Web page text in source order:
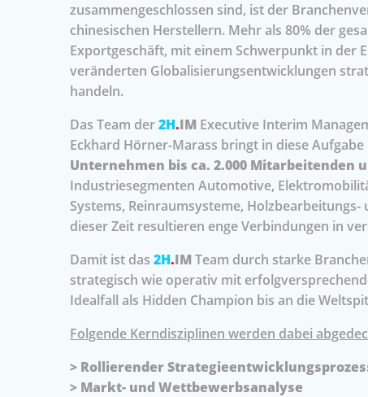
zusammengeschlossen sind, ist der
chinesischen Herstellern. Mehr als 80% der
Exportgeschäft, mit einem Schwerpunkt in der
veränderten Globalisierungsentwicklungen
handeln.
Das Team der2H.IM Executive Interim
Eckhard Hörner-Marass bringt in diese
Unternehmen bis ca. 2.000 Mitarbeitenden
Industriesegmenten Automotive,
Systems, Reinraumsysteme,
dieser Zeit resultieren enge Verbindungen in
Damit ist das 2H.IMTeam durch starke
strategisch wie operativ mit
Idealfall als Hidden Champion bis an die
Folgende Kerndisziplinen werden dabei
> Rollierender
> Markt- und Wettbewerbsanalyse